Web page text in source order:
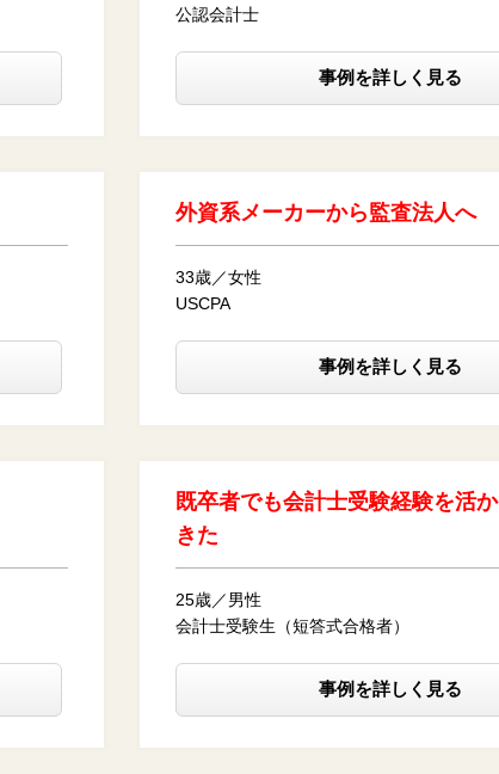
公認会計士
事例を詳しく見る
外資系メーカーから監査法人へ
33歳／女性
USCPA
事例を詳しく見る
既卒者でも会計士受験経験を活
きた
25歳／男性
会計士受験生（短答式合格者）
事例を詳しく見る